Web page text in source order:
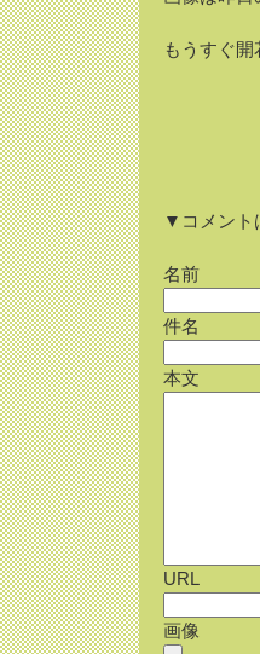
もうすぐ開
▼コメント
名前
件名
本文
URL
画像